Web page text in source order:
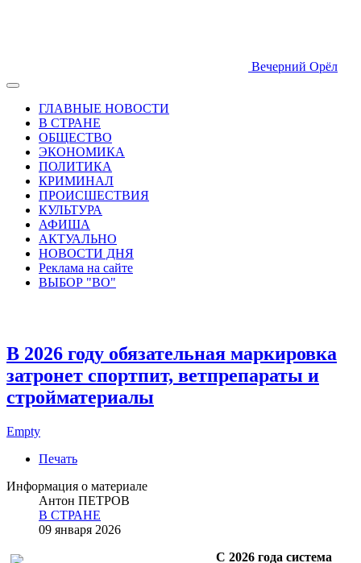
Вечерний Орёл
ГЛАВНЫЕ НОВОСТИ
В СТРАНЕ
ОБЩЕСТВО
ЭКОНОМИКА
ПОЛИТИКА
КРИМИНАЛ
ПРОИСШЕСТВИЯ
КУЛЬТУРА
АФИША
АКТУАЛЬНО
НОВОСТИ ДНЯ
Реклама на сайте
ВЫБОР "ВО"
В 2026 году обязательная маркировка
затронет спортпит, ветпрепараты и
стройматериалы
Empty
Печать
Информация о материале
Антон ПЕТРОВ
В СТРАНЕ
09 января 2026
С 2026 года система